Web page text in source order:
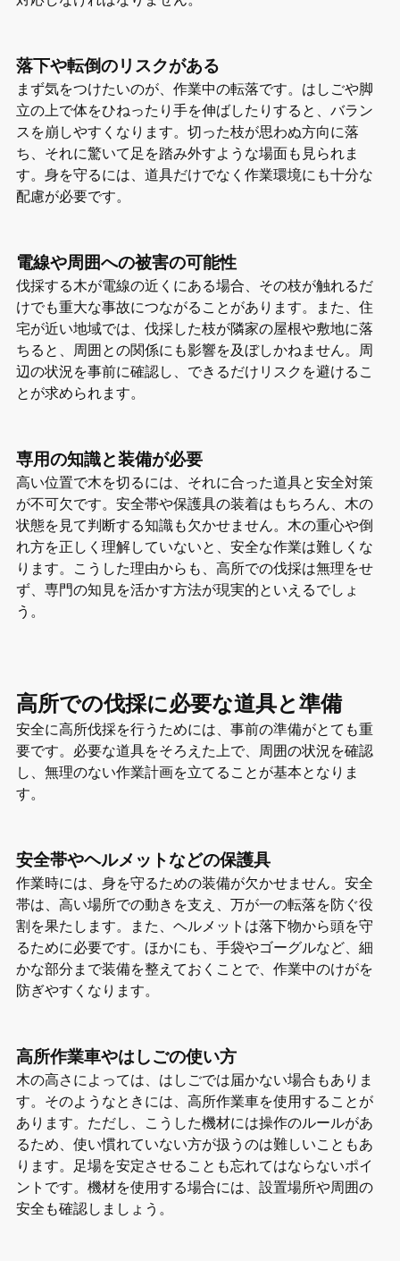
落下や転倒のリスクがある
まず気をつけたいのが、作業中の転落です。はしごや脚
立の上で体をひねったり手を伸ばしたりすると、バラン
スを崩しやすくなります。切った枝が思わぬ方向に落
ち、それに驚いて足を踏み外すような場面も見られま
す。身を守るには、道具だけでなく作業環境にも十分な
配慮が必要です。
電線や周囲への被害の可能性
伐採する木が電線の近くにある場合、その枝が触れるだ
けでも重大な事故につながることがあります。また、住
宅が近い地域では、伐採した枝が隣家の屋根や敷地に落
ちると、周囲との関係にも影響を及ぼしかねません。周
辺の状況を事前に確認し、できるだけリスクを避けるこ
とが求められます。
専用の知識と装備が必要
高い位置で木を切るには、それに合った道具と安全対策
が不可欠です。安全帯や保護具の装着はもちろん、木の
状態を見て判断する知識も欠かせません。木の重心や倒
れ方を正しく理解していないと、安全な作業は難しくな
ります。こうした理由からも、高所での伐採は無理をせ
ず、専門の知見を活かす方法が現実的といえるでしょ
う。
高所での伐採に必要な道具と準備
安全に高所伐採を行うためには、事前の準備がとても重
要です。必要な道具をそろえた上で、周囲の状況を確認
し、無理のない作業計画を立てることが基本となりま
す。
安全帯やヘルメットなどの保護具
作業時には、身を守るための装備が欠かせません。安全
帯は、高い場所での動きを支え、万が一の転落を防ぐ役
割を果たします。また、ヘルメットは落下物から頭を守
るために必要です。ほかにも、手袋やゴーグルなど、細
かな部分まで装備を整えておくことで、作業中のけがを
防ぎやすくなります。
高所作業車やはしごの使い方
木の高さによっては、はしごでは届かない場合もありま
す。そのようなときには、高所作業車を使用することが
あります。ただし、こうした機材には操作のルールがあ
るため、使い慣れていない方が扱うのは難しいこともあ
ります。足場を安定させることも忘れてはならないポイ
ントです。機材を使用する場合には、設置場所や周囲の
安全も確認しましょう。